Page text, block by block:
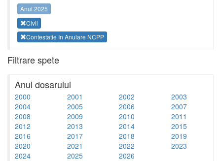
Anul 2025
Civil
Contestatie In Anulare NCPP
Filtrare spete
Anul dosarului
2000 2001 2002
2003
2004
2005 2006
2007
2008
2009 2010
2011
2012
2013 2014
2015
2016
2017 2018
2019
2020
2021 2022
2023
2024
2025 2026